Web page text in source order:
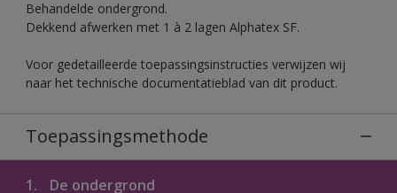
Behandelde ondergrond.
Dekkend afwerken met 1 à 2 lagen Alphatex SF.
Voor gedetailleerde toepassingsinstructies verwijzen wij
naar het technische documentatieblad van dit product.
Toepassingsmethode
1. De ondergrond